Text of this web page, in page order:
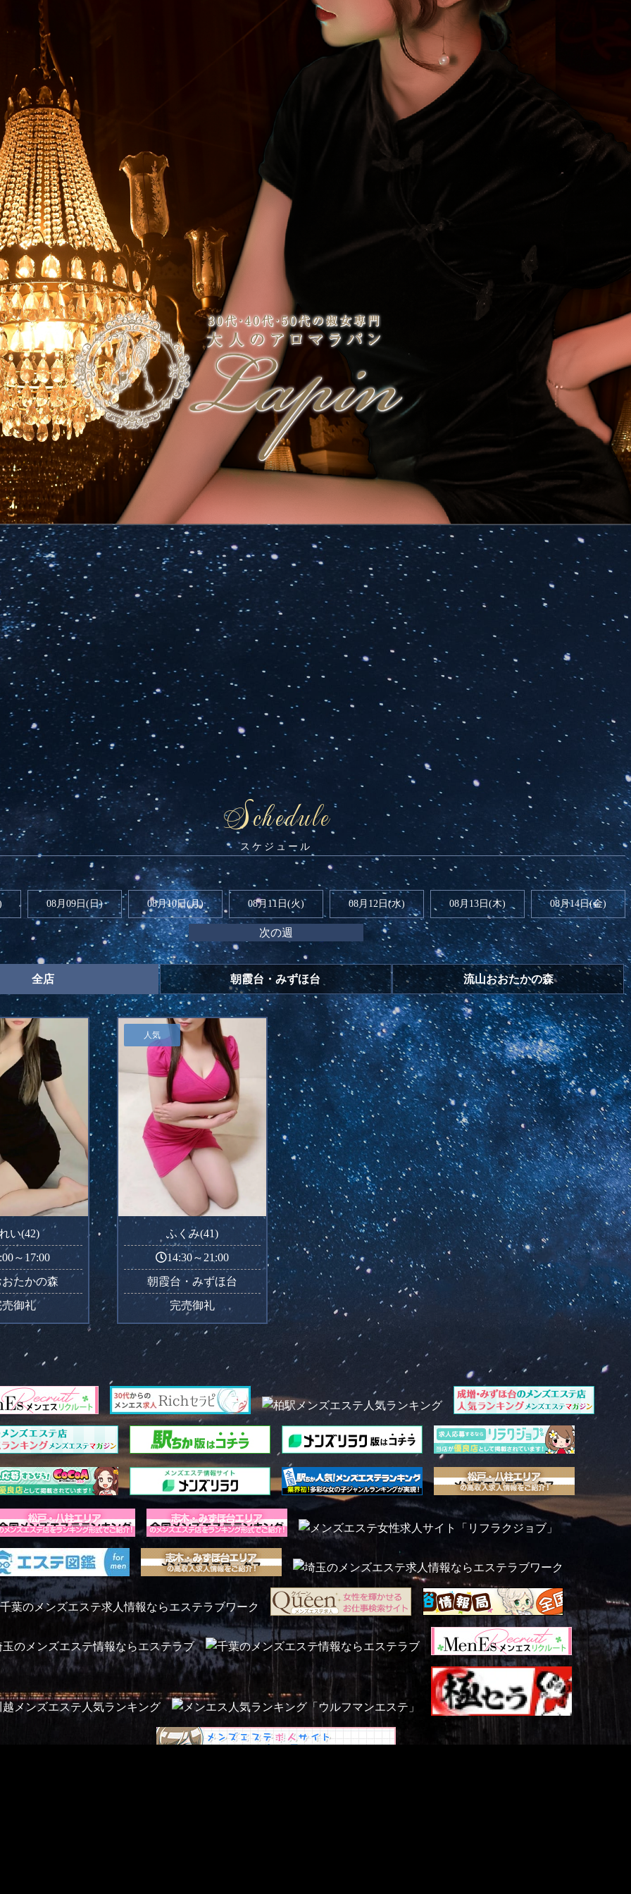
Schedule
08月09日(日) 08月10日(月) 08月11日(火) 08月12日(水) 08月13日(木) 08月14日(金)
次の週
全店 朝霞台・みずほ台 流山おおたかの森
い(42)
～17:00
たかの森
売御礼
人気
ふくみ(41)
14:30～21:00
朝霞台・みずほ台
完売御礼